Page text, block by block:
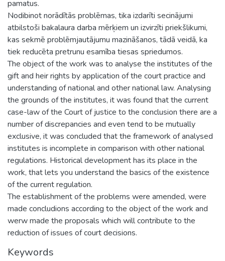
pamatus.
Nodibinot norādītās problēmas, tika izdarīti secinājumi
atbilstoši bakalaura darba mērķiem un izvirzīti priekšlikumi,
kas sekmē problēmjautājumu mazināšanos, tādā veidā, ka
tiek reducēta pretrunu esamība tiesas spriedumos.
The object of the work was to analyse the institutes of the
gift and heir rights by application of the court practice and
understanding of national and other national law. Analysing
the grounds of the institutes, it was found that the current
case-law of the Court of justice to the conclusion there are a
number of discrepancies and even tend to be mutually
exclusive, it was concluded that the framework of analysed
institutes is incomplete in comparison with other national
regulations. Historical development has its place in the
work, that lets you understand the basics of the existence
of the current regulation.
The establishment of the problems were amended, were
made concludions according to the object of the work and
werw made the proposals which will contribute to the
reduction of issues of court decisions.
Keywords